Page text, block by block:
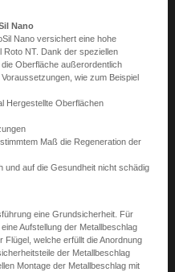
Nano
Nano versichert eine hohe
Roto NT. Dank der speziellen
Oberfläche außerordentlich
wie zum Beispiel
Hergestellte Oberflächen
Maß die Regeneration der
und auf die Gesundheit nicht schädig
eine Grundsicherheit. Für
Aufstellung der Metallbeschlag
Flügel, welche erfüllt die Anordnung
der Metallbeschlag
Montage der Metallbeschlag mit